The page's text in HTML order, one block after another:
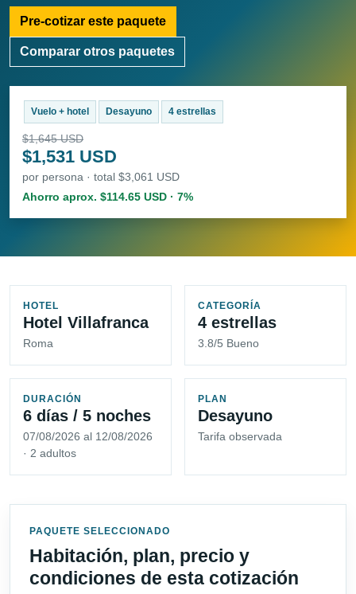
Pre-cotizar este paquete
Comparar otros paquetes
Vuelo + hotel Desayuno 4 estrellas
$1,645 USD
$1,531 USD
por persona · total $3,061 USD
Ahorro aprox. $114.65 USD · 7%
HOTEL
Hotel Villafranca
Roma
CATEGORÍA
4 estrellas
3.8/5 Bueno
DURACIÓN
6 días / 5 noches
07/08/2026 al 12/08/2026
· 2 adultos
PLAN
Desayuno
Tarifa observada
PAQUETE SELECCIONADO
Habitación, plan, precio y
condiciones de esta cotización